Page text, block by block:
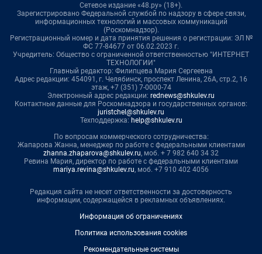
Сетевое издание «48.ру» (18+).
Зарегистрировано Федеральной службой по надзору в сфере связи,
информационных технологий и массовых коммуникаций
(Роскомнадзор).
Регистрационный номер и дата принятия решения о регистрации: ЭЛ №
ФС 77-84677 от 06.02.2023 г.
Учредитель: Общество с ограниченной ответственностью "ИНТЕРНЕТ
ТЕХНОЛОГИИ"
Главный редактор: Филипцева Мария Сергеевна
Адрес редакции: 454091, г. Челябинск, проспект Ленина, 26А, стр.2, 16
этаж, +7 (351) 7-0000-74
Электронный адрес редакции: rednews@shkulev.ru
Контактные данные для Роскомнадзора и государственных органов:
juristchel@shkulev.ru
Техподдержка: help@shkulev.ru
По вопросам коммерческого сотрудничества:
Жапарова Жанна, менеджер по работе с федеральными клиентами
zhanna.zhaparova@shkulev.ru, моб. + 7 982 640 34 32
Ревина Мария, директор по работе с федеральными клиентами
mariya.revina@shkulev.ru, моб. +7 910 402 4056
Редакция сайта не несет ответственности за достоверность
информации, содержащейся в рекламных объявлениях.
Информация об ограничениях
Политика использования cookies
Рекомендательные системы